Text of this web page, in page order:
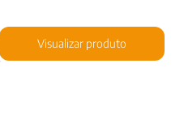
Visualizar produto